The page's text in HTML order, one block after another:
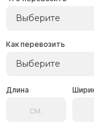
Выберите
Как перевозить
Выберите
Длина